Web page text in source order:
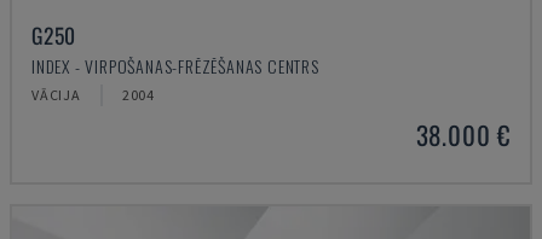
G250
INDEX - VIRPOŠANAS-FRĒZĒŠANAS CENTRS
VĀCIJA 2004
38.000 €